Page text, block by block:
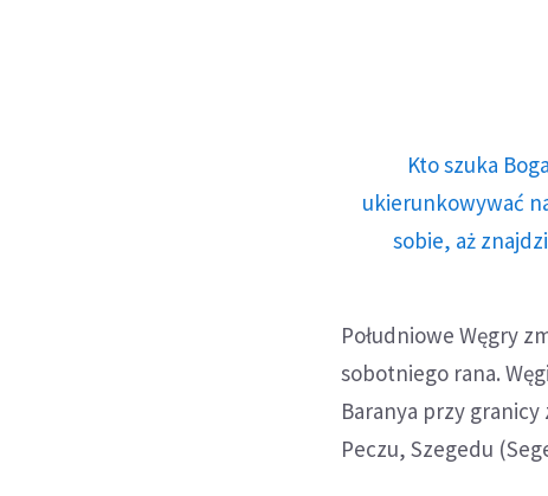
Kto szuka
ukierunkowywać
sobie, aż
Południowe Węgry
sobotniego rana.
Baranya przy
Peczu, Szegedu